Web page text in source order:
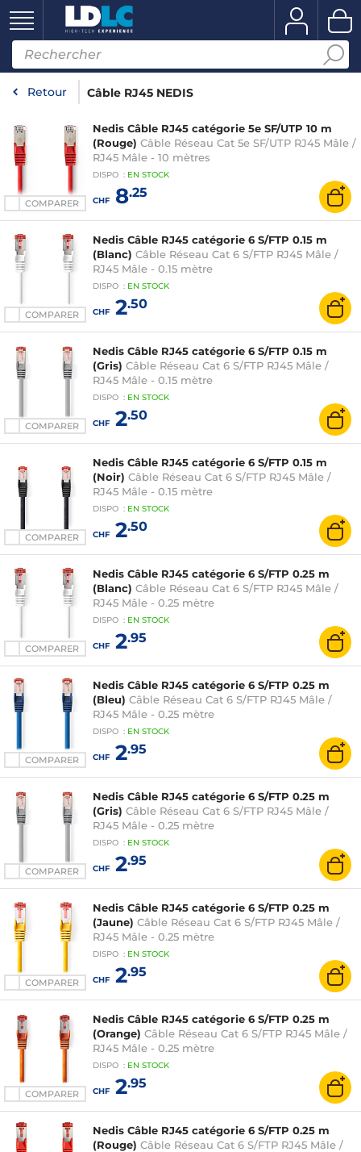
Retour Câble RJ45 NEDIS
COMPARER
Nedis Câble RJ45 catégorie 5e SF/UTP 10 m
(Rouge) Câble Réseau Cat 5e SF/UTP RJ45 Mâle /
RJ45 Mâle - 10 mètres
DISPO : EN STOCK
CHF8.25
COMPARER
Nedis Câble RJ45 catégorie 6 S/FTP 0.15 m
(Blanc) Câble Réseau Cat 6 S/FTP RJ45 Mâle /
RJ45 Mâle - 0.15 mètre
DISPO : EN STOCK
CHF2.50
COMPARER
Nedis Câble RJ45 catégorie 6 S/FTP 0.15 m
(Gris) Câble Réseau Cat 6 S/FTP RJ45 Mâle /
RJ45 Mâle - 0.15 mètre
DISPO : EN STOCK
CHF2.50
COMPARER
Nedis Câble RJ45 catégorie 6 S/FTP 0.15 m
(Noir) Câble Réseau Cat 6 S/FTP RJ45 Mâle /
RJ45 Mâle - 0.15 mètre
DISPO : EN STOCK
CHF2.50
COMPARER
Nedis Câble RJ45 catégorie 6 S/FTP 0.25 m
(Blanc) Câble Réseau Cat 6 S/FTP RJ45 Mâle /
RJ45 Mâle - 0.25 mètre
DISPO : EN STOCK
CHF2.95
COMPARER
Nedis Câble RJ45 catégorie 6 S/FTP 0.25 m
(Bleu) Câble Réseau Cat 6 S/FTP RJ45 Mâle /
RJ45 Mâle - 0.25 mètre
DISPO : EN STOCK
CHF2.95
COMPARER
Nedis Câble RJ45 catégorie 6 S/FTP 0.25 m
(Gris) Câble Réseau Cat 6 S/FTP RJ45 Mâle /
RJ45 Mâle - 0.25 mètre
DISPO : EN STOCK
CHF2.95
COMPARER
Nedis Câble RJ45 catégorie 6 S/FTP 0.25 m
(Jaune) Câble Réseau Cat 6 S/FTP RJ45 Mâle /
RJ45 Mâle - 0.25 mètre
DISPO : EN STOCK
CHF2.95
COMPARER
Nedis Câble RJ45 catégorie 6 S/FTP 0.25 m
(Orange) Câble Réseau Cat 6 S/FTP RJ45 Mâle /
RJ45 Mâle - 0.25 mètre
DISPO : EN STOCK
CHF2.95
Nedis Câble RJ45 catégorie 6 S/FTP 0.25 m
(Rouge) Câble Réseau Cat 6 S/FTP RJ45 Mâle /